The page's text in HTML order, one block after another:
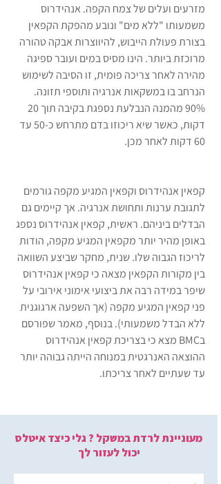
מזרעים ועלים של צמח הקפה. אנהידרוס
משמעותו "ללא מים" ונובע מהפקת הקפאין
בצורת פעולת הייבוש, להיווצרות אבקה טהורה
מרוכזת ביותר. הינו מסיס במים ועובר ספיגה
מהירה לאחר צריכה פומית, זו הסיבה לשימוש
הנרחב בו במשקאות אנרגיה ותוספי תזונה.
דקות, כאשר שיא ריכוזו בדם מתרחש כ-50 עד
60 דקות לאחר מכן.
קפאין אנהידרוס וקפאין המגיע מקפה גורמים
לתגובת ערנות ותחושת אנרגיה. אך קיימים גם
הבדלים ביניהם. ראשית, קפאין אנהידרוס נספג
באופן מהיר יותר מקפאין המגיע מקפה, הודות
לריכוז הגבוה שלו. שנית, מחקר שביצע השוואה
בין מקורות הקפאין מצאה כי קפאין אנהידרוס
שיפר במידה רבה את ביצועי אימוני אירובי על
פני קפאין המגיע מקפה (אך השפעה ארגוגנית
ללא הבדל משמעותי). בנוסף, מאמר שפורסם
בBMC מצא כי בצריכת קפאין אנהידרוס
ההוצאה האנרגטית במנוחה הייתה גבוהה יותר
עד שעתיים לאחר צריכתו.